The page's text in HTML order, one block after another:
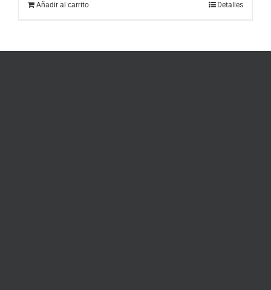
Añadir al carrito Detalles